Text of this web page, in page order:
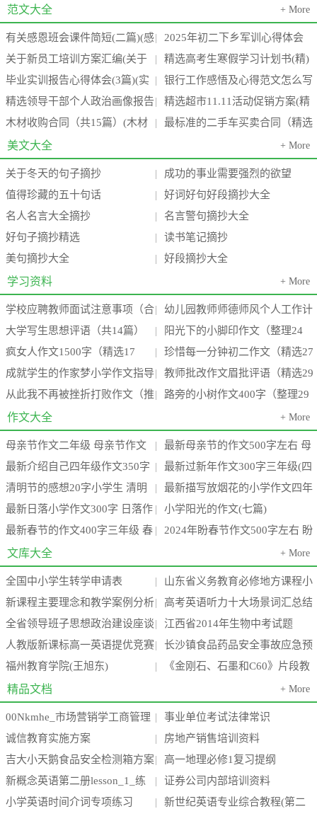
范文大全 + More
有关感恩班会课件简短(二篇)(感
班会课后反思)
2025年初二下乡军训心得体会
800字(15篇)
关于新员工培训方案汇编(关于
员工培训的外文文献)
精选高考生寒假学习计划书(精)
(高考生寒假作息时间表)
毕业实训报告心得体会(3篇)(实
报告心得万能模板4000字)
银行工作感悟及心得范文怎么写
(四篇)(银行工作心得体会感悟简
短)
精选领导干部个人政治画像报告
用(七篇)(干部 领导)
精选超市11.11活动促销方案(精
品超市品牌有哪些)
木材收购合同（共15篇）(木材
购需要什么手续)
最标准的二手车买卖合同（精选
6篇）(最标准的二手车价格)
美文大全 + More
关于冬天的句子摘抄
成功的事业需要强烈的欲望
值得珍藏的五十句话
好词好句好段摘抄大全
名人名言大全摘抄
名言警句摘抄大全
好句子摘抄精选
读书笔记摘抄
美句摘抄大全
好段摘抄大全
学习资料 + More
学校应聘教师面试注意事项（合
3篇）(学校教师面试一般会问什
幼儿园教师师德师风个人工作计
划（推荐18篇）(幼儿园教师师德
师
大学写生思想评语（共14篇）
学生校内写生心得体会2000字)
阳光下的小脚印作文（整理24
篇）(阳光下的小脚丫)
疯女人作文1500字（精选17
）(疯女人有多可怕)
珍惜每一分钟初二作文（精选27
篇）(珍惜每一分每一秒的这句话
要
成就学生的作家梦小学作文指导
通用15篇）(成功作家的例子)
教师批改作文眉批评语（精选29
篇）(小学教师批改作文)
从此我不再被挫折打败作文（推
13篇）(题目:从此,我不再____)
路旁的小树作文400字（整理29
篇）(路边的小树作文三百字左右)
作文大全 + More
母亲节作文二年级 母亲节作文
字(3篇)
最新母亲节的作文500字左右 母
亲节的作文100字三年级(四篇)
最新介绍自己四年级作文350字
绍自己四年级作文450字(七篇)
最新过新年作文300字三年级(四
篇)
清明节的感想20字小学生 清明
感想作文300字(3篇)
最新描写放烟花的小学作文四年
级(九篇)
最新日落小学作文300字 日落作
400字(4篇)
小学阳光的作文(七篇)
最新春节的作文400字三年级 春
的作文400字左右六年级(3篇)
2024年盼春节作文500字左右 盼
文库大全 + More
全国中小学生转学申请表
山东省义务教育必修地方课程小
学三年级上册《环境教育》教案
全
新课程主要理念和教学案例分析
编(24个案例)
高考英语听力十大场景词汇总结
全省领导班子思想政治建设座谈
会议精神传达提纲
江西省2014年生物中考试题
人教版新课标高一英语提优竞赛
题 下学期
长沙镇食品药品安全事故应急预
福州教育学院(王旭东)
《金刚石、石墨和C60》片段教
精品文档 + More
00Nkmhe_市场营销学工商管理
电子商务_酒店_旅游管理专业毕
论
事业单位考试法律常识
诚信教育实施方案
房地产销售培训资料
吉大小天鹅食品安全检测箱方案
中低三档)新
高一地理必修1复习提纲
新概念英语第二册lesson_1_练
题
证券公司内部培训资料
小学英语时间介词专项练习
新世纪英语专业综合教程(第二